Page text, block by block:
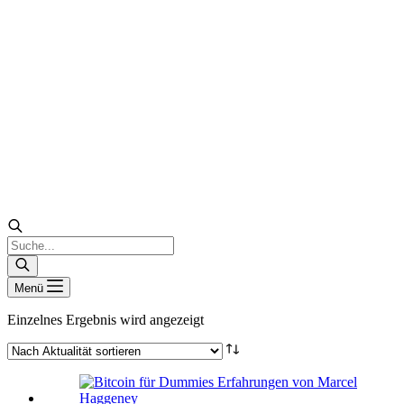
Products
search
Menü
Einzelnes Ergebnis wird angezeigt